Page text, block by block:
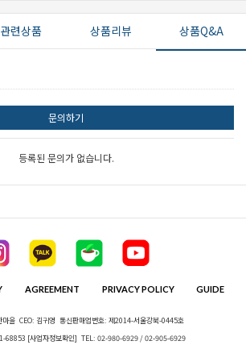
관련상품 상품리뷰 상품Q&A
문의하기
등록된 문의가 없습니다.
AGREEMENT PRIVACY POLICY GUIDE
마을 CEO: 김귀영 통신판매업번호: 제2014-서울강북-0445호
68853 [사업자정보확인] TEL: 02-980-6929 / 02-905-6929